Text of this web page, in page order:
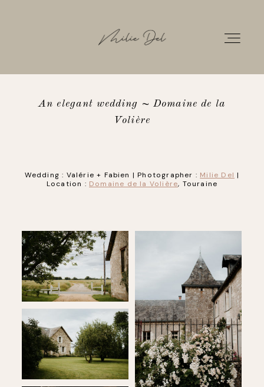
HOME
GALLERIES
CONTACT
An elegant wedding ~ Domaine de la
Volière
Wedding : Valérie + Fabien | Photographer : Milie Del |
Location : Domaine de la Volière, Touraine